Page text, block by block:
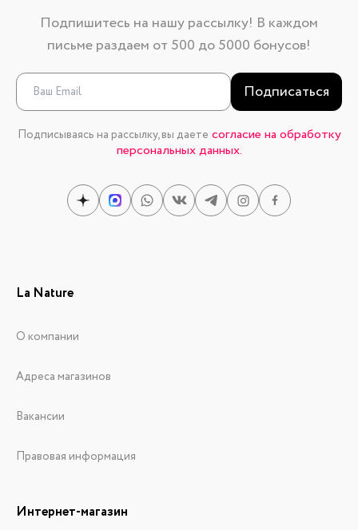
Подпишитесь на нашу рассылку! В каждом
письме раздаем от 500 до 5000 бонусов!
Подписаться
Подписываясь на рассылку, вы даете согласие на обработку
персональных данных.
La Nature
О компании
Адреса магазинов
Вакансии
Правовая информация
Интернет-магазин